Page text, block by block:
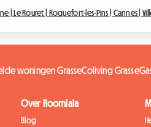
| Le Rouret | Roquefort-les-Pins | Cannes |
woningen GrasseColiving Grasse
Over Roomlala
Blog